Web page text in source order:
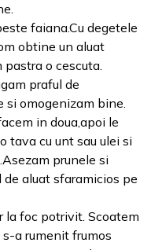
faiana.Cu degetele
obtine un aluat
o cescuta.
praful de
si omogenizam bine.
in doua,apoi le
tava cu unt sau ulei si
prunele si
de aluat sfaramicios pe
la foc potrivit. Scoatem
a rumenit frumos